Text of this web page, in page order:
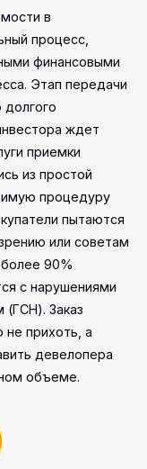
в
процесс,
финансовыми
Этап передачи
долгого
ждет
приемки
из простой
процедуру
пытаются
или советам
90%
с нарушениями
(ГСН). Заказ
не прихоть, а
девелопера
объеме.